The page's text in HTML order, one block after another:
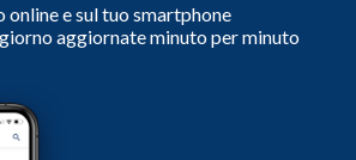
e sul tuo smartphone
aggiornate minuto per minuto